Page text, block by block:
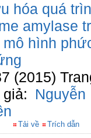
hóa quá
amylase
mô hình
(2015)
Tải về Trích dẫn